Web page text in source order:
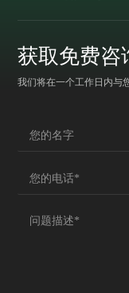
获取免费咨
我们将在一个工作日内与